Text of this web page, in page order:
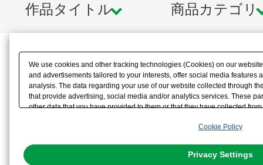
作品タイトル 商品カテゴリ
We use cookies and other tracking technologies (Cookies) on our
and advertisements tailored to your interests, offer social media features
analysis. The data regarding your use of our website collected through
that provide advertising, social media and/or analytics services. These
other data that you have provided to them or that they have collected
the use of all Cookies except for Strictly Necessary Cookies, please
You can change your consent or rejection settings at any time via
Cookie Policy
Privacy Settings